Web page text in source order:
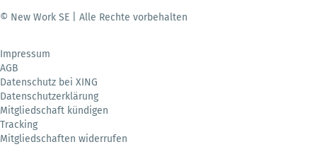
© New Work SE | Alle Rechte vorbehalten
Impressum
AGB
Datenschutz bei XING
Datenschutzerklärung
Mitgliedschaft kündigen
Tracking
Mitgliedschaften widerrufen